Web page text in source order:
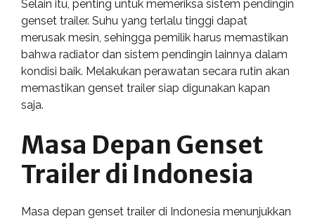
Selain itu, penting untuk memeriksa sistem pendingin
genset trailer. Suhu yang terlalu tinggi dapat
merusak mesin, sehingga pemilik harus memastikan
bahwa radiator dan sistem pendingin lainnya dalam
kondisi baik. Melakukan perawatan secara rutin akan
memastikan genset trailer siap digunakan kapan
saja.
Masa Depan Genset
Trailer di Indonesia
Masa depan genset trailer di Indonesia menunjukkan